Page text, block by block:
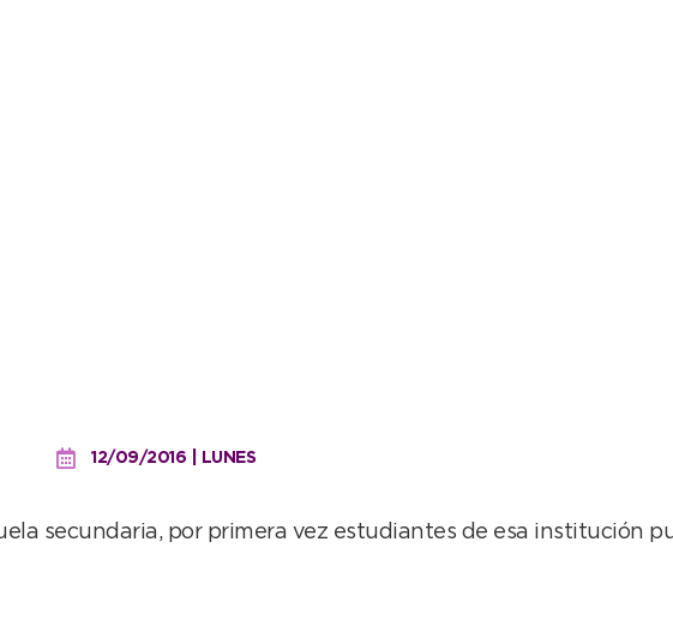
12/09/2016 | LUNES
secundaria, por primera vez estudiantes de esa institución